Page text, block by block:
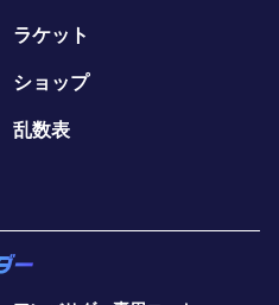
ラケット
ショップ
乱数表